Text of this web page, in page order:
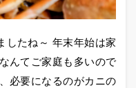
したね～ 年末年始は家
んてご家庭も多いので
必要になるのがカニの